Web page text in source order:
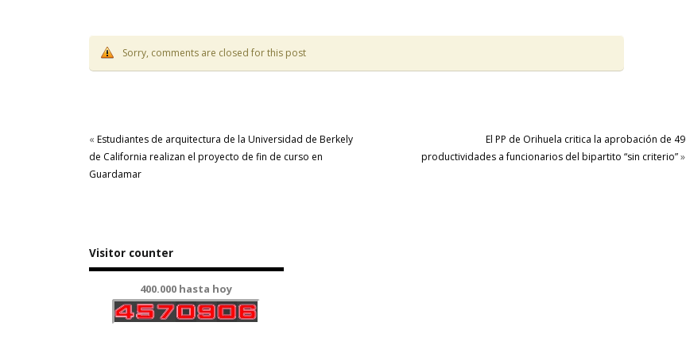
Sorry, comments are closed for this post
« Estudiantes de arquitectura de la Universidad de Berkely
de California realizan el proyecto de fin de curso en
Guardamar
El PP de Orihuela critica la aprobación de 49
productividades a funcionarios del bipartito “sin criterio”»
Visitor counter
400.000 hasta hoy